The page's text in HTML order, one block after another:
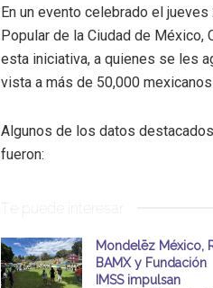
En un evento celebrado el
Popular de la Ciudad de
esta iniciativa, a quienes se les
vista a más de 50,000
Algunos de los datos
fueron:
Te puede interesar
Mondelēz México,
BAMX y Fundación
IMSS impulsan